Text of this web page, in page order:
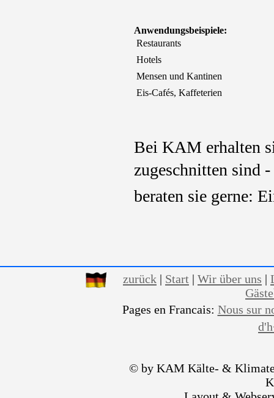
Anwendungsbeispiele:
 Restaurants
 Hotels
 Mensen und Kantinen
 Eis-Cafés, Kaffeterien
Bei KAM erhalten
zugeschnitten sind -
beraten sie gerne:
zurück | Start | Wir über uns |
Pages en Francais: Nous sur
© by KAM Kälte- &